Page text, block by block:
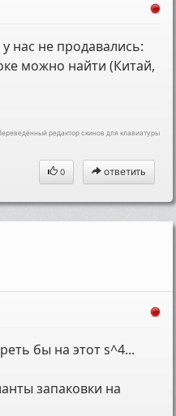
нас не продавались:
можно найти (Китай,
редактор скинов для клавиатуры
0 ответить
бы на этот s^4...
запаковки на